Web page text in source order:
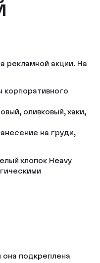
рекламной акции. На
оливковый, хаки,
на груди,
хлопок Heavy
она подкреплена